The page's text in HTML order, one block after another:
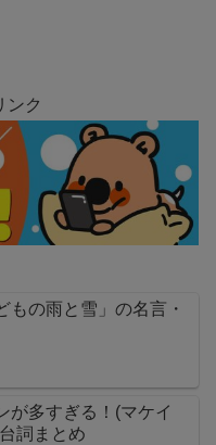
ンク
もの雨と雪」の名言・
が多すぎる！(マケイ
詞まとめ